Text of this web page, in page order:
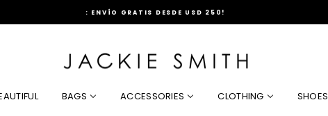
diapositivas
: ENVÍO GRATIS DESDE USD 250!
BAGS ACCESSORIES CLOTHING SHOES